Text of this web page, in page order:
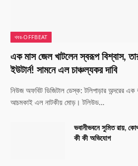
খবর-OFFBEAT
এক মাস জেল খাটলেন স্বরূপ বিশ্বাস,
ইউটার্ন! সামনে এল চাঞ্চল্যকর দাবি
নিউজ অফবিট ডিজিটাল ডেস্ক: টলিপাড়ার অন্দরের
আচমকাই এল নাটকীয় মোড়। টলিউড…
ভবানীভবনে সুমিত রায়,
কী কী অভিযোগ